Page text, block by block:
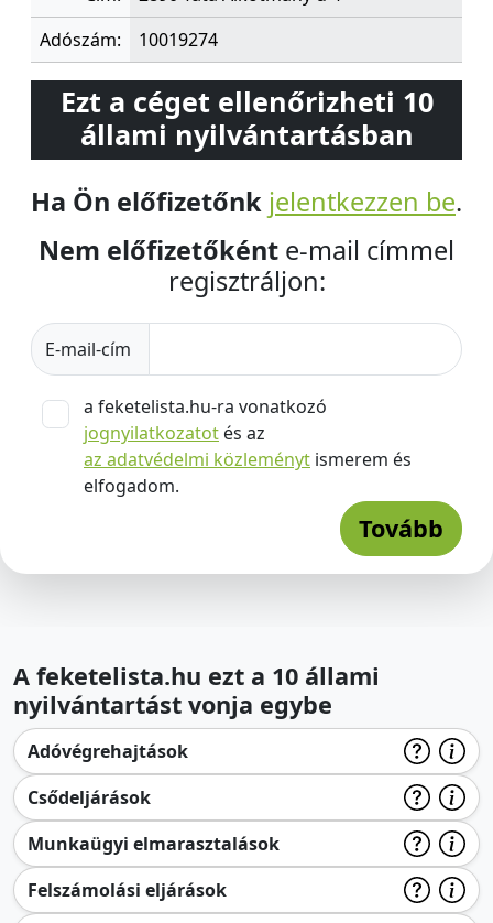
Adószám:
10019274
Ezt a céget ellenőrizheti 10
állami nyilvántartásban
Ha Ön előfizetőnk jelentkezzen be.
Nem előfizetőként e-mail címmel
regisztráljon:
E-mail-cím
a feketelista.hu-ra vonatkozó
jognyilatkozatot és az
az adatvédelmi közleményt ismerem és
elfogadom.
Tovább
A feketelista.hu ezt a 10 állami
nyilvántartást vonja egybe
Adóvégrehajtások
Csődeljárások
Munkaügyi elmarasztalások
Felszámolási eljárások